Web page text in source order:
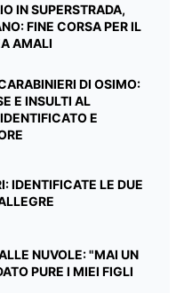
IN SUPERSTRADA,
FINE CORSA PER IL
AMALI
DI OSIMO:
E INSULTI AL
E
IDENTIFICATE LE DUE
NUVOLE: "MAI UN
PURE I MIEI FIGLI